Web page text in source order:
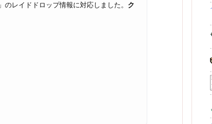
」のレイドドロップ情報に対応しました。 ク